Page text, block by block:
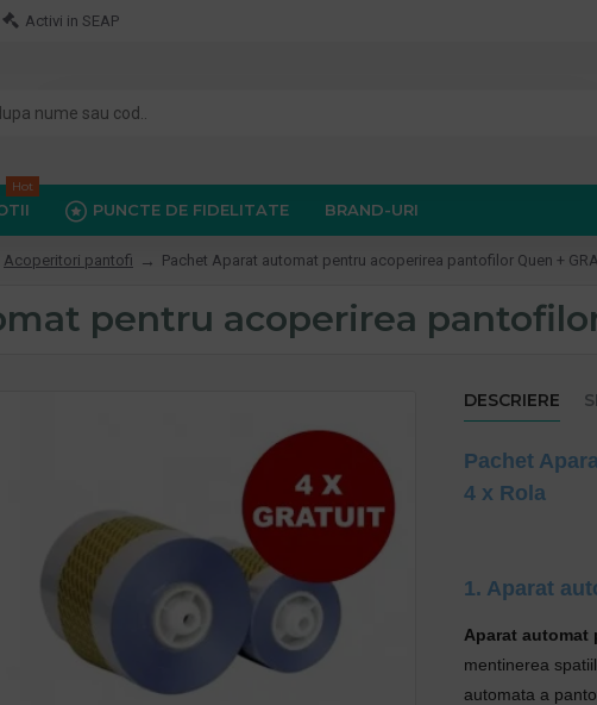
Activi in SEAP
Hot
PUNCTE DE FIDELITATE BRAND-URI
Acoperitori pantofi Pachet Aparat automat pentru acoperirea pantofilor Quen +
pentru acoperirea pantofilor
DESCRIERE
Pachet
4 x Rola
1. Aparat
Aparat automat
mentinerea
automata a